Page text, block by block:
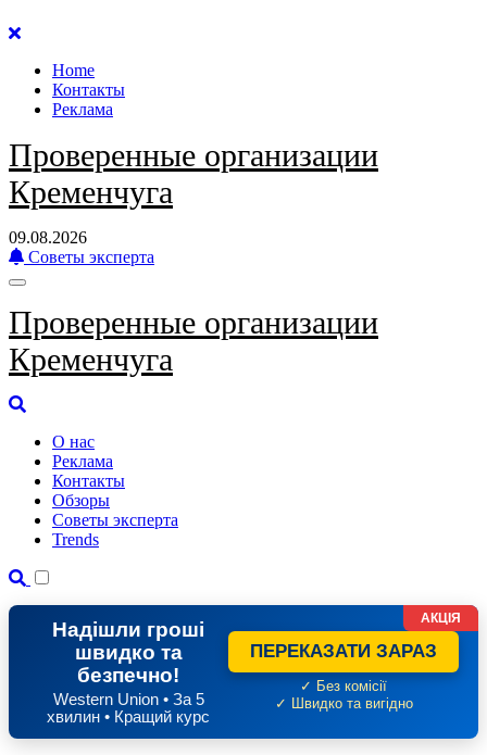
Перейти
содержанию
Home
Контакты
Реклама
Проверенные организации
Кременчуга
09.08.2026
Советы эксперта
Проверенные организации
Кременчуга
О нас
Реклама
Контакты
Обзоры
Советы эксперта
Trends
Надішли гроші
швидко та
безпечно!
Western Union • За 5
хвилин • Кращий курс
ПЕРЕКАЗАТИ ЗАРАЗ
✓ Без комісії
✓ Швидко та вигідно
АКЦІЯ